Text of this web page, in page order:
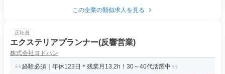
この企業の類似求人を見る
正社員
エクステリアプランナー(反響営業)
株式会社ヨドハン
経験必須｜年休123日＊残業月13.2h！30～40代活躍中